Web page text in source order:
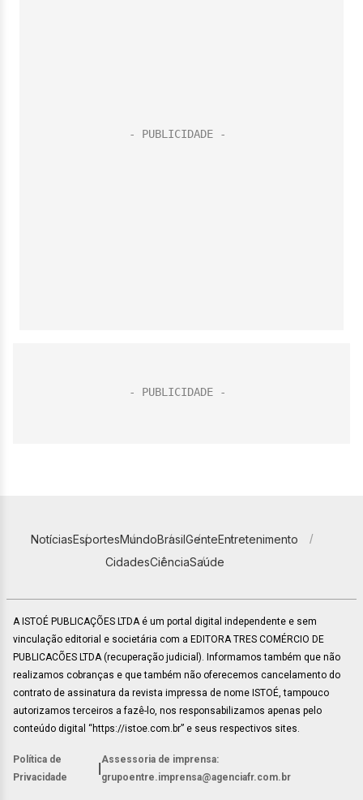
NotíciasEsportesMundoBrasilGenteEntretenimento
CidadesCiênciaSaúde
A ISTOÉ PUBLICAÇÕES LTDA é um portal digital independente e sem
vinculação editorial e societária com a EDITORA TRES COMÉRCIO DE
PUBLICACÕES LTDA (recuperação judicial). Informamos também que não
realizamos cobranças e que também não oferecemos cancelamento do
contrato de assinatura da revista impressa de nome ISTOÉ, tampouco
autorizamos terceiros a fazê-lo, nos responsabilizamos apenas pelo
conteúdo digital “https://istoe.com.br” e seus respectivos sites.
Política de
Privacidade
Assessoria de imprensa:
grupoentre.imprensa@agenciafr.com.br